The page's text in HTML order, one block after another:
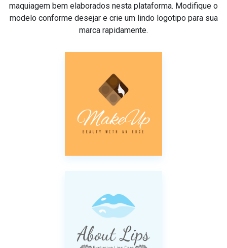
maquiagem bem elaborados nesta plataforma. Modifique o
modelo conforme desejar e crie um lindo logotipo para sua
marca rapidamente.